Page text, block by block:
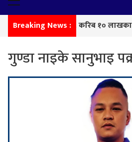
Breaking News :
गुण्डा नाइके सानुभाइ